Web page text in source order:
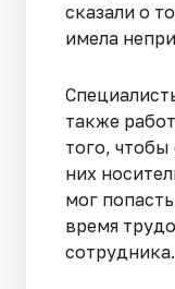
сказали о
имела
также
того,
них
мог
время
сотрудника.